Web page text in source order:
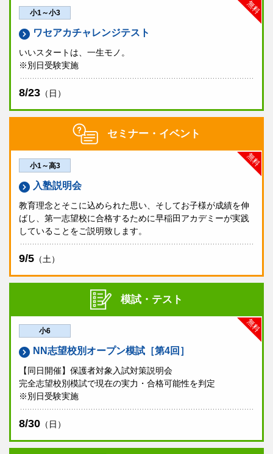
無料
小1～小3
ワセアカチャレンジテスト
いいスタートは、一生モノ。
※別日受験実施
8/23 （日）
セミナー・イベント
無料
小1～高3
入塾説明会
教育理念とそこに込められた思い、そしてお子様が成績を伸
ばし、第一志望校に合格するために早稲田アカデミーが実践
していることをご説明致します。
9/5 （土）
模試・テスト
無料
小6
NN志望校別オープン模試［第4回］
【同日開催】保護者対象入試対策説明会
完全志望校別模試で現在の実力・合格可能性を判定
※別日受験実施
8/30 （日）